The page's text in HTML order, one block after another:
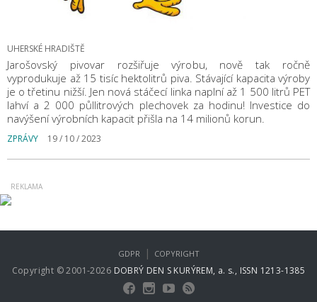
UHERSKÉ HRADIŠTĚ
Jarošovský pivovar rozšiřuje výrobu, nově tak ročně
vyprodukuje až 15 tisíc hektolitrů piva. Stávající kapacita výroby
je o třetinu nižší. Jen nová stáčecí linka naplní až 1 500 litrů PET
lahví a 2 000 půllitrových plechovek za hodinu! Investice do
navýšení výrobních kapacit přišla na 14 milionů korun.
ZPRÁVY 19 / 10 / 2023
Copyright © 2001-2026 DOBRÝ DEN S KURÝREM, a. s., ISSN 1213-1385
GDPR | COPYRIGHT